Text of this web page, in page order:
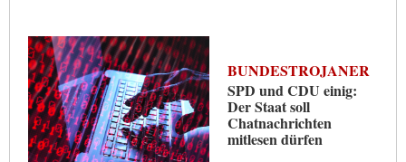
BUNDESTROJANER
SPD und CDU einig:
Der Staat soll
Chatnachrichten
mitlesen dürfen